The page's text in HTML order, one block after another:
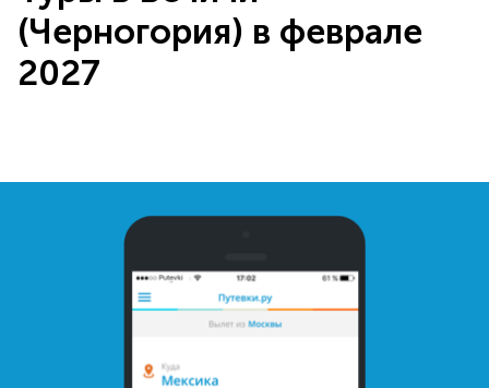
(Черногория) в феврале
2027